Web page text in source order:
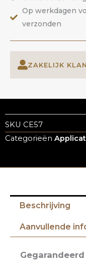
Op werkdagen
verzonden
ZAKELIJK
SKU CE57
Categorieën
Beschrijving
Aanvullende